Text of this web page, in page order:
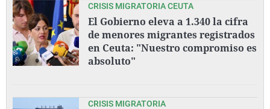
CRISIS MIGRATORIA CEUTA
El Gobierno eleva a 1.340 la cifra
de menores migrantes registrados
en Ceuta: "Nuestro compromiso es
absoluto"
CRISIS MIGRATORIA